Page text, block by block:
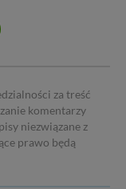
za treść
komentarzy
niezwiązane z
prawo będą
do swoich
skasowanie
możemy tego
Mazur na